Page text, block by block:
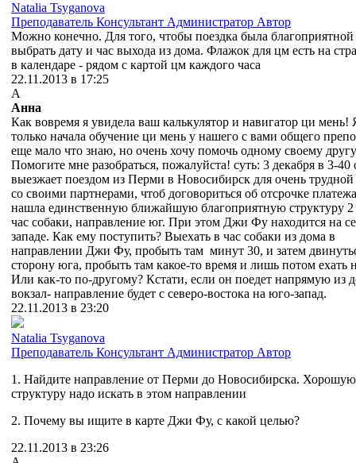
Natalia Tsyganova
Преподаватель Консультант Администратор Автор
Можно конечно. Для того, чтобы поездка была
выбрать дату и час выхода из дома. Флажок для цм есть на
в календаре - рядом с картой цм каждого часа
22.11.2013 в 17:25
А
Анна
Как вовремя я увидела ваш калькулятор и навигатор ци мень!
только начала обучение ци мень у нашего с вами общего
еще мало что знаю, но очень хочу помочь одному своему
Помогите мне разобраться, пожалуйста! суть: 3 декабря в 3-40
выезжает поездом из Перми в Новосибирск для очень трудной
со своими партнерами, чтоб договориться об отсрочке
нашла единственную ближайшую благоприятную структуру 2
час собаки, направление юг. При этом Джи Фу находится на
западе. Как ему поступить? Выехать в час собаки из дома в
направлении Джи Фу, пробыть там минут 30, и затем
сторону юга, пробыть там какое-то время и лишь потом ехать
Или как-то по-другому? Кстати, если он поедет напрямую из
вокзал- направление будет с северо-востока на юго-запад.
22.11.2013 в 23:20
Natalia Tsyganova
Преподаватель Консультант Администратор Автор
1. Найдите направление от Перми до Новосибирска. Хорошую
структуру надо искать в этом направлении
2. Почему вы ищите в карте Джи Фу, с какой целью?
22.11.2013 в 23:26